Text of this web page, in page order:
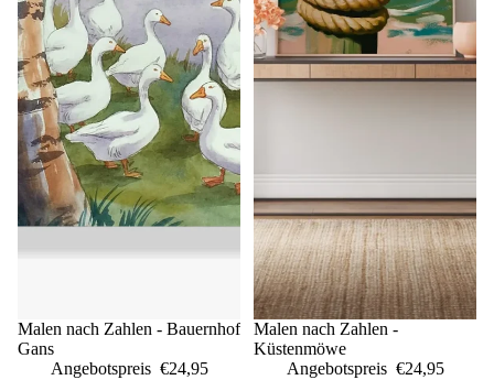
Sale
Malen nach Zahlen - Bauernhof
Gans
Angebotspreis €24,95
Sale
Malen nach Zahlen -
Küstenmöwe
Angebotspreis €24,95